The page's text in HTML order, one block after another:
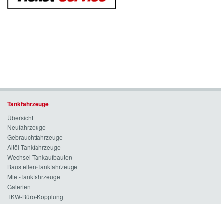
Tankfahrzeuge
Übersicht
Neufahrzeuge
Gebrauchtfahrzeuge
Altöl-Tankfahrzeuge
Wechsel-Tankaufbauten
Baustellen-Tankfahrzeuge
Miet-Tankfahrzeuge
Galerien
TKW-Büro-Kopplung